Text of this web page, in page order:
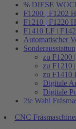
% DIESE
F1200 | F1202
F1210 | F1220
F1410 LF |
Automatischer
zu F1200
zu F1210
zu F1410
Digitale
Digitale
2te Wahl
CNC